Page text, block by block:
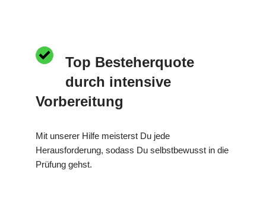
Top Besteherquote
durch intensive
Vorbereitung
Mit unserer Hilfe meisterst Du jede
Herausforderung, sodass Du selbstbewusst in die
Prüfung gehst.